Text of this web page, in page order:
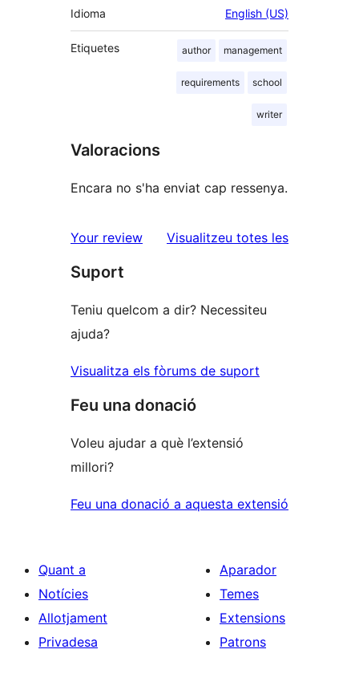
Idioma English (US)
Etiquetes author management
requirements school
writer
Valoracions
Encara no s'ha enviat cap ressenya.
Your review Visualitzeu totes lesressenyes
Suport
Teniu quelcom a dir? Necessiteu
ajuda?
Visualitza els fòrums de suport
Feu una donació
Voleu ajudar a què l’extensió
millori?
Feu una donació a aquesta extensió
Quant a
Notícies
Allotjament
Privadesa
Aparador
Temes
Extensions
Patrons